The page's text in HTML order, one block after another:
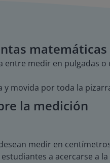
matemáticas
entre medir en pulgadas
movida por toda la
la medición
medir en
a acercarse a